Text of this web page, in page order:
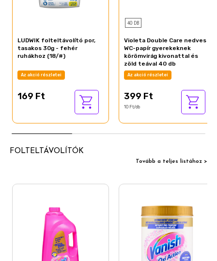
LUDWIK folteltávolító por,
tasakos 30g - fehér
ruhákhoz (18/#)
Az akció részletei
169 Ft
40 DB
Violeta Double Care nedves
WC-papír gyerekeknek
körömvirág kivonattal és
zöld teával 40 db
Az akció részletei
399 Ft
10 Ft/db
FOLTELTÁVOLÍTÓK
Tovább a teljes listához >